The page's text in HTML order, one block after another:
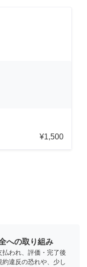
¥1,500
への取り組み
われ、評価・完了後
違反の恐れや、少し